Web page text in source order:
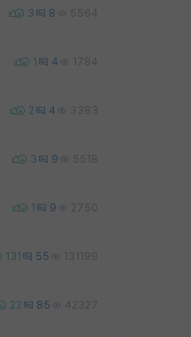
3 8 5564
1 4 1784
2 4 3383
3 9 5518
1 9 2750
131 55 131199
22 85 42327